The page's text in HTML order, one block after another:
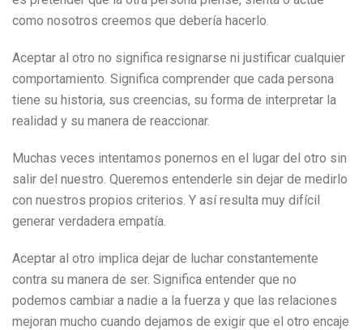
como nosotros creemos que debería hacerlo.
Aceptar al otro no significa resignarse ni justificar cualquier
comportamiento. Significa comprender que cada persona
tiene su historia, sus creencias, su forma de interpretar la
realidad y su manera de reaccionar.
Muchas veces intentamos ponernos en el lugar del otro sin
salir del nuestro. Queremos entenderle sin dejar de medirlo
con nuestros propios criterios. Y así resulta muy difícil
generar verdadera empatía.
Aceptar al otro implica dejar de luchar constantemente
contra su manera de ser. Significa entender que no
podemos cambiar a nadie a la fuerza y que las relaciones
mejoran mucho cuando dejamos de exigir que el otro encaje